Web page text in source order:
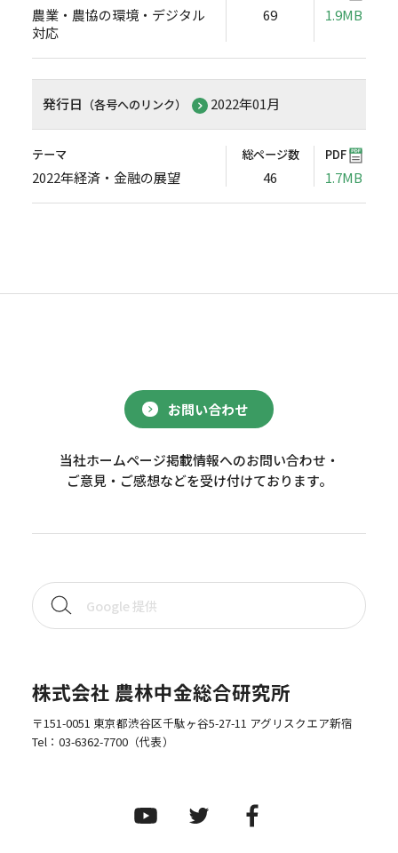
農業・農協の環境・デジタル
対応
69 1.9MB
発行日 （各号へのリンク） 2022年01月
テーマ
2022年経済・金融の展望
総ページ数
46
PDF
1.7MB
お問い合わせ
当社ホームページ掲載情報へのお問い合わせ・
ご意見・ご感想などを受け付けております。
株式会社 農林中金総合研究所
〒151-0051 東京都渋谷区千駄ヶ谷5-27-11 アグリスクエア新宿
Tel： 03-6362-7700（代表）